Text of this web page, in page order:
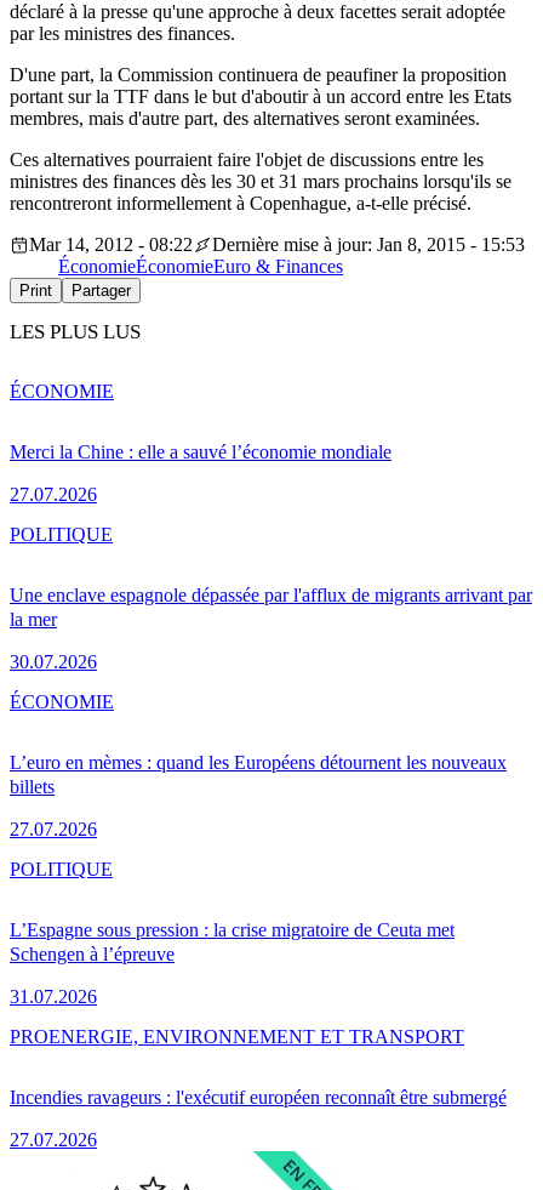
déclaré à la presse qu'une approche à deux facettes serait adoptée
par les ministres des finances.
D'une part, la Commission continuera de peaufiner la proposition
portant sur la TTF dans le but d'aboutir à un accord entre les Etats
membres, mais d'autre part, des alternatives seront examinées.
Ces alternatives pourraient faire l'objet de discussions entre les
ministres des finances dès les 30 et 31 mars prochains lorsqu'ils se
rencontreront informellement à Copenhague, a-t-elle précisé.
Mar 14, 2012 - 08:22
Dernière mise à jour: Jan 8, 2015 - 15:53
ÉconomieÉconomieEuro & Finances
Print Partager
LES PLUS LUS
Merci la Chine : elle a sauvé l’économie mondiale
27.07.2026
ÉCONOMIE
Une enclave espagnole dépassée par l'afflux de migrants arrivant par
la mer
30.07.2026
POLITIQUE
L’euro en mèmes : quand les Européens détournent les nouveaux
billets
27.07.2026
ÉCONOMIE
L’Espagne sous pression : la crise migratoire de Ceuta met
Schengen à l’épreuve
31.07.2026
POLITIQUE
Incendies ravageurs : l'exécutif européen reconnaît être submergé
27.07.2026
PROENERGIE, ENVIRONNEMENT ET TRANSPORT